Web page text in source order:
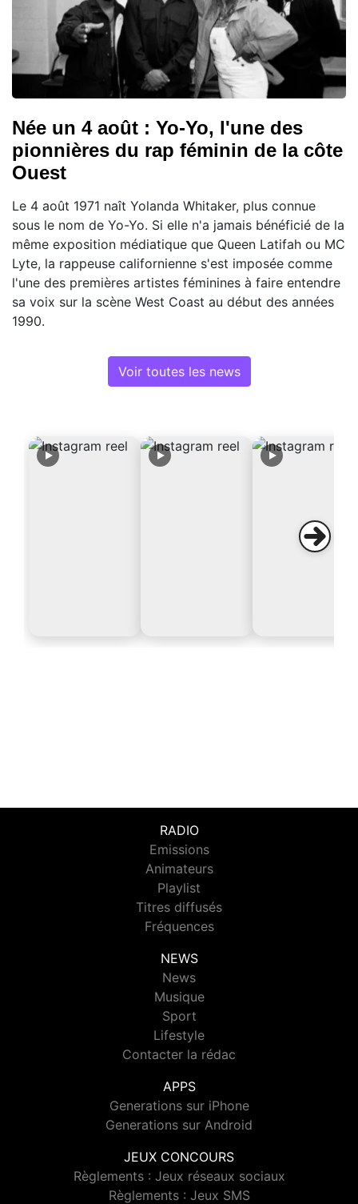
Née un 4 août : Yo-Yo, l'une des
pionnières du rap féminin de la côte
Ouest
Le 4 août 1971 naît Yolanda Whitaker, plus connue
sous le nom de Yo-Yo. Si elle n'a jamais bénéficié de la
même exposition médiatique que Queen Latifah ou MC
Lyte, la rappeuse californienne s'est imposée comme
l'une des premières artistes féminines à faire entendre
sa voix sur la scène West Coast au début des années
1990.
Voir toutes les news
RADIO
Emissions
Animateurs
Playlist
Titres diffusés
Fréquences
NEWS
News
Musique
Sport
Lifestyle
Contacter la rédac
APPS
Generations sur iPhone
Generations sur Android
JEUX CONCOURS
Règlements : Jeux réseaux sociaux
Règlements : Jeux SMS